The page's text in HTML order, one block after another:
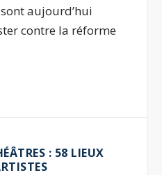
aujourd’hui
contre la réforme
: 58 LIEUX